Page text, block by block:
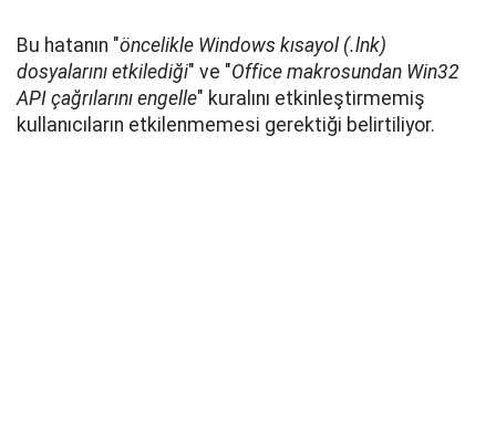
Bu hatanın "öncelikle Windows kısayol (.lnk)
dosyalarını etkilediği" ve "Office makrosundan Win32
API çağrılarını engelle" kuralını etkinleştirmemiş
kullanıcıların etkilenmemesi gerektiği belirtiliyor.